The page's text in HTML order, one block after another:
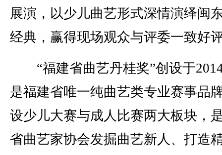
展演，以少儿曲艺形式深情演绎闽
经典，赢得现场观众与评委一致好
“福建省曲艺丹桂奖”创设于
是福建省唯一纯曲艺类专业赛事品
设少儿大赛与成人比赛两大板块，
省曲艺家协会发掘曲艺新人、打造